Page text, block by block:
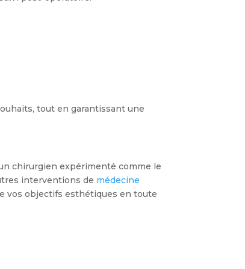
tout en garantissant une
chirurgien expérimenté comme le
interventions de médecine
vos objectifs esthétiques en toute